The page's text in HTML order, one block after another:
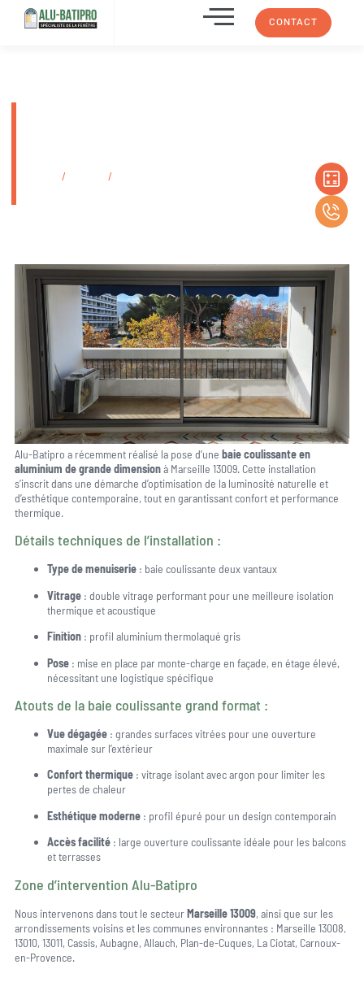
CONTACT
/ /
Installation d’une baie vitrée coulissante grand format
Alu-Batipro a récemment réalisé la pose d’une baie coulissante en
aluminium de grande dimensionà Marseille 13009. Cette installation
s’inscrit dans une démarche d’optimisation de la luminosité naturelle et
d’esthétique contemporaine, tout en garantissant confort et performance
thermique.
Détails techniques de l’installation :
Type de menuiserie: baie coulissante deux vantaux
Vitrage: double vitrage performant pour une meilleure isolation
thermique et acoustique
Finition: profil aluminium thermolaqué gris
Pose: mise en place par monte-charge en façade, en étage élevé,
nécessitant une logistique spécifique
Atouts de la baie coulissante grand format :
Vue dégagée: grandes surfaces vitrées pour une ouverture
maximale sur l’extérieur
Confort thermique: vitrage isolant avec argon pour limiter les
pertes de chaleur
Esthétique moderne: profil épuré pour un design contemporain
Accès facilité: large ouverture coulissante idéale pour les balcons
et terrasses
Zone d’intervention Alu-Batipro
Nous intervenons dans tout le secteurMarseille 13009, ainsi que sur les
arrondissements voisins et les communes environnantes : Marseille 13008,
13010, 13011, Cassis, Aubagne, Allauch, Plan-de-Cuques, La Ciotat, Carnoux-
en-Provence.